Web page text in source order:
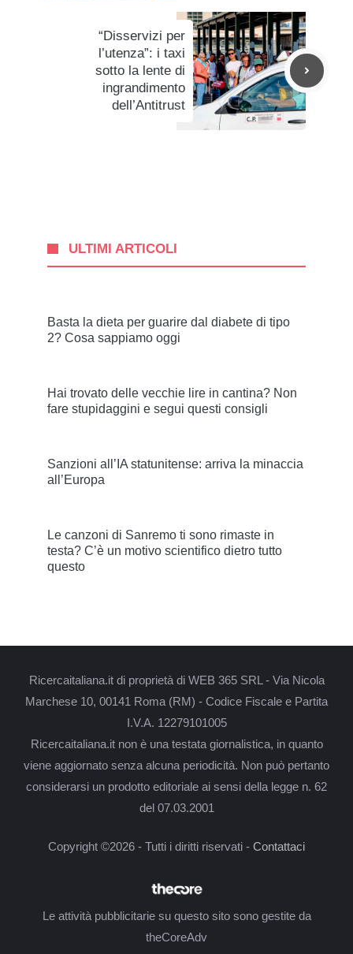
“Disservizi per
l’utenza”: i taxi
sotto la lente di
ingrandimento
dell’Antitrust
ULTIMI ARTICOLI
Basta la dieta per guarire dal diabete di tipo
2? Cosa sappiamo oggi
Hai trovato delle vecchie lire in cantina? Non
fare stupidaggini e segui questi consigli
Sanzioni all’IA statunitense: arriva la minaccia
all’Europa
Le canzoni di Sanremo ti sono rimaste in
testa? C’è un motivo scientifico dietro tutto
questo
Ricercaitaliana.it di proprietà di WEB 365 SRL - Via Nicola
Marchese 10, 00141 Roma (RM) - Codice Fiscale e Partita
I.V.A. 12279101005
Ricercaitaliana.it non è una testata giornalistica, in quanto
viene aggiornato senza alcuna periodicità. Non può pertanto
considerarsi un prodotto editoriale ai sensi della legge n. 62
del 07.03.2001
Copyright ©2026 - Tutti i diritti riservati - Contattaci
Le attività pubblicitarie su questo sito sono gestite da
theCoreAdv